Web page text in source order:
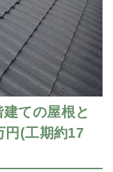
ての屋根と
(工期約17